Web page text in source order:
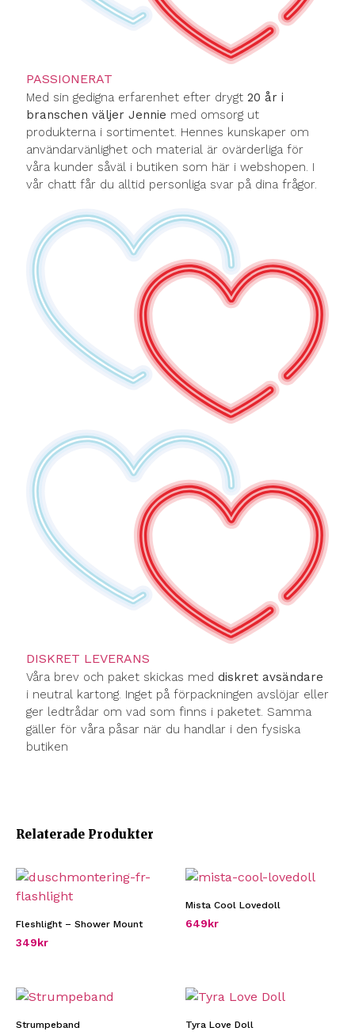
PASSIONERAT
Med sin gedigna erfarenhet efter drygt 20 år i
branschen väljer Jennie med omsorg ut
produkterna i sortimentet. Hennes kunskaper om
användarvänlighet och material är ovärderliga för
våra kunder såväl i butiken som här i webshopen. I
vår chatt får du alltid personliga svar på dina frågor.
DISKRET LEVERANS
Våra brev och paket skickas med diskret avsändare
i neutral kartong. Inget på förpackningen avslöjar eller
ger ledtrådar om vad som finns i paketet. Samma
gäller för våra påsar när du handlar i den fysiska
butiken
Relaterade Produkter
Fleshlight – Shower Mount
349kr
Mista Cool Lovedoll
649kr
Strumpeband Tyra Love Doll